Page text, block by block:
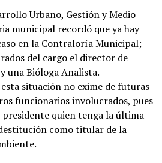
Urbano, Gestión y Medio
municipal recordó que ya hay
en la Contraloría Municipal;
del cargo el director de
una Bióloga Analista.
situación no exime de futuras
funcionarios involucrados, pues
presidente quien tenga la última
como titular de la